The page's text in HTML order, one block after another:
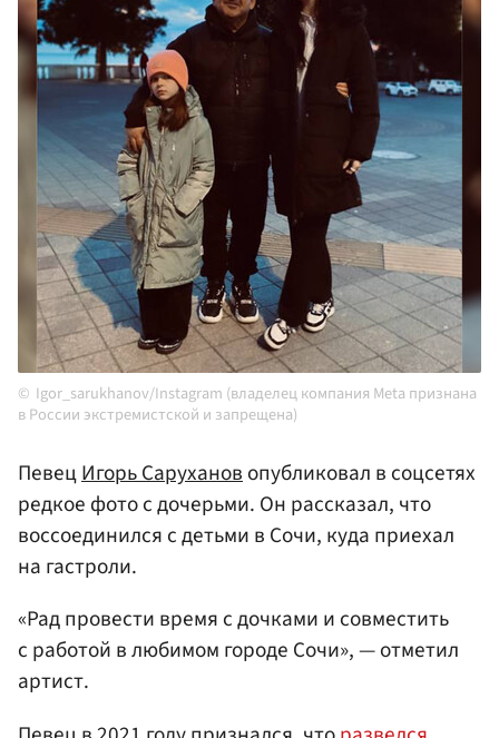
Igor_sarukhanov/Instagram (владелец компания Meta признана
в России экстремистской и запрещена)
ПевецИгорь Сарухановопубликовал в соцсетях
редкое фото с дочерьми. Он рассказал, что
воссоединился с детьми в Сочи, куда приехал
на гастроли.
«Рад провести время с дочками и совместить
с работой в любимом городе Сочи», — отметил
артист.